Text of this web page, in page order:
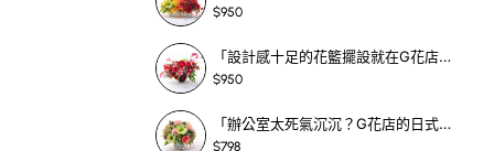
$950
「設計感十足的花籃擺設就在G花店！馬蹄蘭、袋鼠爪、罌粟花，為你的重大場合增光添彩！」-SF209
$950
「辦公室太死氣沉沉？G花店的日式花籃和定製枱花，為你帶來新鮮感！」-SF465
$798